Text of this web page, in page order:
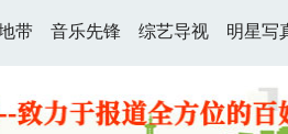
带 音乐先锋 综艺导视 明星写